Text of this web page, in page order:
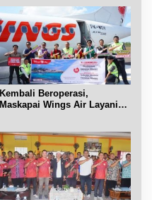
Kembali Beroperasi,
Maskapai Wings Air Layani